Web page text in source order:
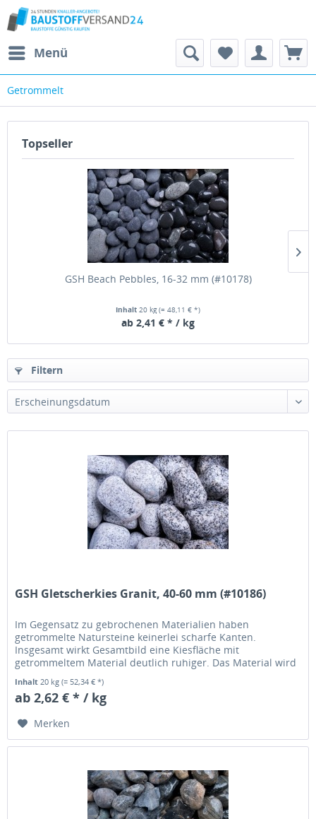
Menü
Getrommelt
Topseller
GSH Beach Pebbles, 16-32 mm (#10178)
Inhalt 20 kg(= 48,11 € *)
ab 2,41 € * / kg
Filtern
GSH Gletscherkies Granit, 40-60 mm (#10186)
Im Gegensatz zu gebrochenen Materialien haben
getrommelte Natursteine keinerlei scharfe Kanten.
Insgesamt wirkt Gesamtbild eine Kiesfläche mit
getrommeltem Material deutlich ruhiger. Das Material wird
übrigens in einer Trommel solange...
Inhalt20 kg(= 52,34 € *)
ab 2,62 € * / kg
Merken